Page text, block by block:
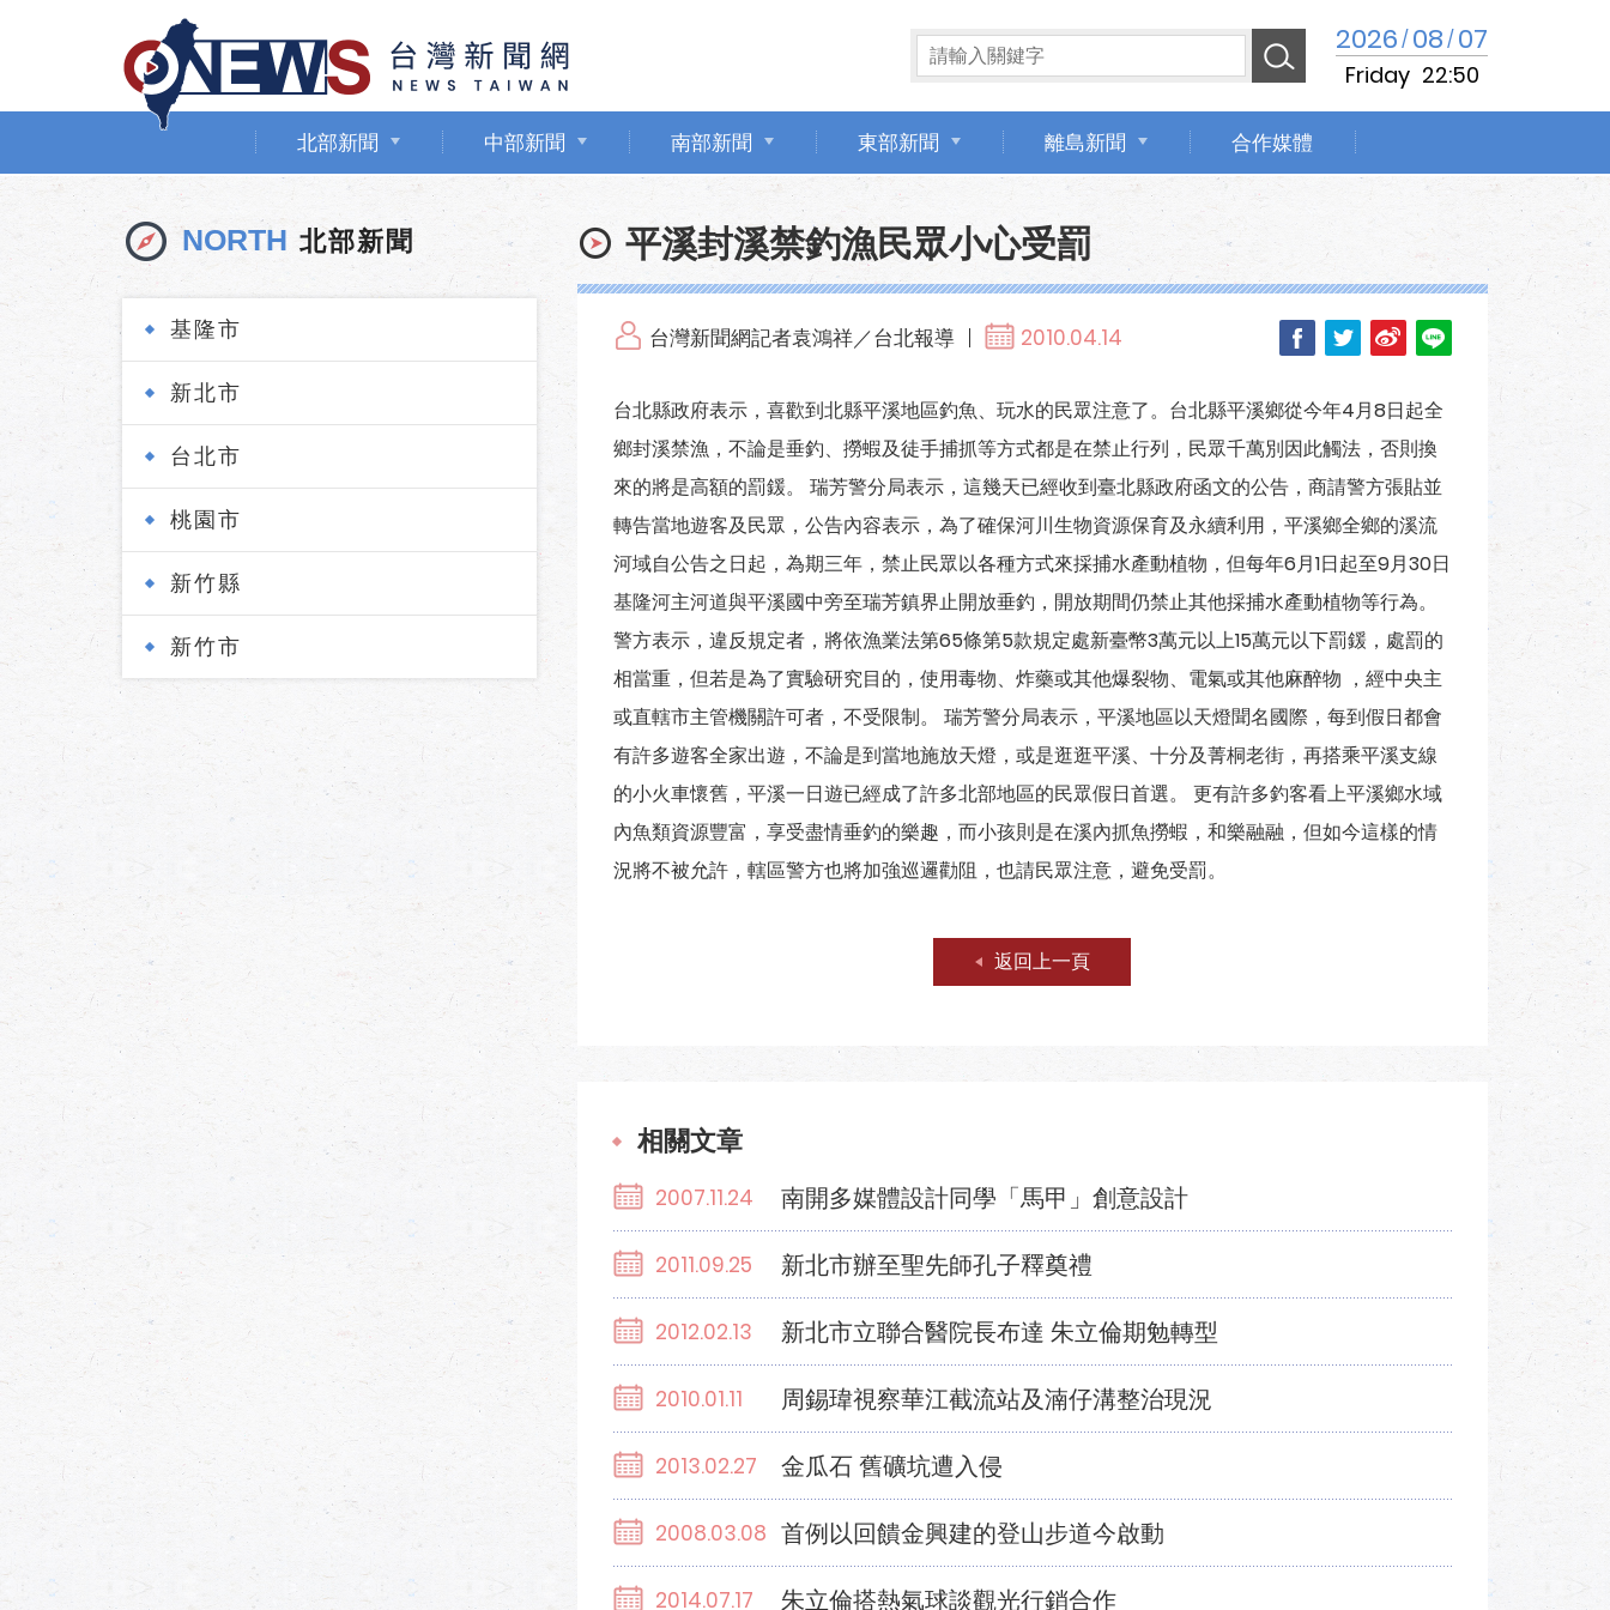
2026/08/07
Friday 22:50
北部新聞 中部新聞 南部新聞 東部新聞 離島新聞 合作媒體
NORTH 北部新聞
基隆市
新北市
台北市
桃園市
新竹縣
新竹市
平溪封溪禁釣漁民眾小心受罰
台灣新聞網記者袁鴻祥／台北報導 2010.04.14
台北縣政府表示，喜歡到北縣平溪地區釣魚、玩水的民眾注意了。台北縣平溪鄉從今年4月8日起全
鄉封溪禁漁，不論是垂釣、撈蝦及徒手捕抓等方式都是在禁止行列，民眾千萬別因此觸法，否則換
來的將是高額的罰鍰。 瑞芳警分局表示，這幾天已經收到臺北縣政府函文的公告，商請警方張貼並
轉告當地遊客及民眾，公告內容表示，為了確保河川生物資源保育及永續利用，平溪鄉全鄉的溪流
河域自公告之日起，為期三年，禁止民眾以各種方式來採捕水產動植物，但每年6月1日起至9月30日
基隆河主河道與平溪國中旁至瑞芳鎮界止開放垂釣，開放期間仍禁止其他採捕水產動植物等行為。
警方表示，違反規定者，將依漁業法第65條第5款規定處新臺幣3萬元以上15萬元以下罰鍰，處罰的
相當重，但若是為了實驗研究目的，使用毒物、炸藥或其他爆裂物、電氣或其他麻醉物 ，經中央主
或直轄市主管機關許可者，不受限制。 瑞芳警分局表示，平溪地區以天燈聞名國際，每到假日都會
有許多遊客全家出遊，不論是到當地施放天燈，或是逛逛平溪、十分及菁桐老街，再搭乘平溪支線
的小火車懷舊，平溪一日遊已經成了許多北部地區的民眾假日首選。 更有許多釣客看上平溪鄉水域
內魚類資源豐富，享受盡情垂釣的樂趣，而小孩則是在溪內抓魚撈蝦，和樂融融，但如今這樣的情
況將不被允許，轄區警方也將加強巡邏勸阻，也請民眾注意，避免受罰。
返回上一頁
相關文章
2007.11.24 南開多媒體設計同學「馬甲」創意設計
2011.09.25 新北市辦至聖先師孔子釋奠禮
2012.02.13 新北市立聯合醫院長布達 朱立倫期勉轉型
2010.01.11 周錫瑋視察華江截流站及湳仔溝整治現況
2013.02.27 金瓜石 舊礦坑遭入侵
2008.03.08 首例以回饋金興建的登山步道今啟動
2014.07.17 朱立倫搭熱氣球談觀光行銷合作